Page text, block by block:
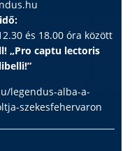
és 18.00 óra között
„Pro captu lectoris
legendus-alba-a-
szekesfehervaron